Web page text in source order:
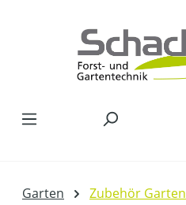
Garten Zubehör Garten